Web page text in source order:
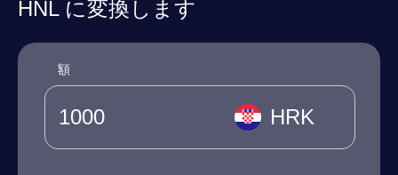
HNL に変換します
額
HRK